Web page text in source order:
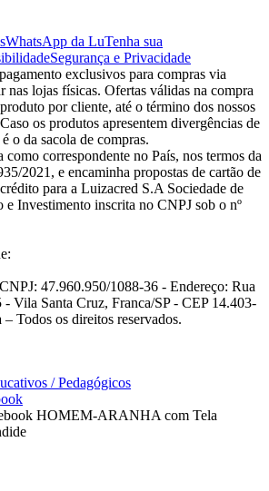
WhatsApp da LuTenha sua
Segurança e Privacidade
exclusivos para compras via
nas lojas físicas. Ofertas válidas na compra
por cliente, até o término dos nossos
os produtos apresentem divergências de
o da sacola de compras.
correspondente no País, nos termos da
2021, e encaminha propostas de cartão de
para a Luizacred S.A Sociedade de
e Investimento inscrita no CNPJ sob o nº
47.960.950/1088-36 - Endereço: Rua
Vila Santa Cruz, Franca/SP - CEP 14.403-
Todos os direitos reservados.
/ Pedagógicos
HOMEM-ARANHA com Tela